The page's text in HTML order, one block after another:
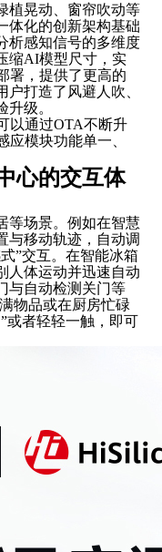
植晃动、窗帘吹动等
体化的创新架构基础
析感知信号的多维度
缩AI模型尺寸，实
署，提供了更高的
打造了风避人吹、
级。
以通过OTA不断升
模块功能单一、
心的交互体
等场景。例如在智慧
与移动轨迹，自动调
”交互。在智能冰箱
人体运动并迅速自动
与自动检测关门等
物品或在厨房忙碌
或者轻轻一触，即可